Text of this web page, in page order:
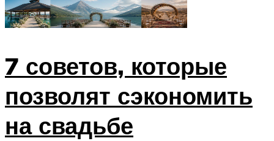
7 советов, которые
позволят сэкономить
на свадьбе